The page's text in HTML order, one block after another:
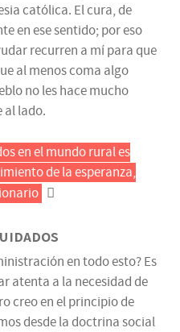
católica. El cura, de
en ese sentido; por eso
recurren a mí para que
al menos coma algo
no les hace mucho
al lado.
en el mundo rural es
de la esperanza,
en todo esto? Es
atenta a la necesidad de
creo en el principio de
desde la doctrina social